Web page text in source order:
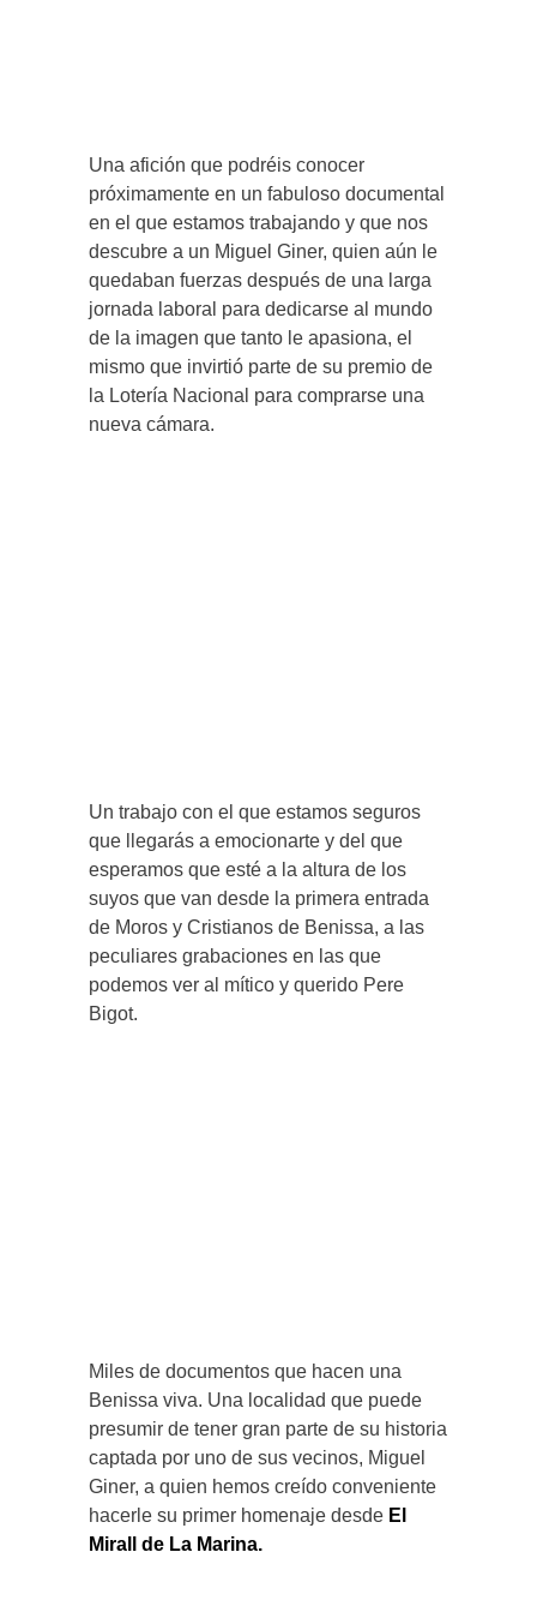
Una afición que podréis conocer
próximamente en un fabuloso documental
en el que estamos trabajando y que nos
descubre a un Miguel Giner, quien aún le
quedaban fuerzas después de una larga
jornada laboral para dedicarse al mundo
de la imagen que tanto le apasiona, el
mismo que invirtió parte de su premio de
la Lotería Nacional para comprarse una
nueva cámara.
Un trabajo con el que estamos seguros
que llegarás a emocionarte y del que
esperamos que esté a la altura de los
suyos que van desde la primera entrada
de Moros y Cristianos de Benissa, a las
peculiares grabaciones en las que
podemos ver al mítico y querido Pere
Bigot.
Miles de documentos que hacen una
Benissa viva. Una localidad que puede
presumir de tener gran parte de su historia
captada por uno de sus vecinos, Miguel
Giner, a quien hemos creído conveniente
hacerle su primer homenaje desde El
Mirall de La Marina.